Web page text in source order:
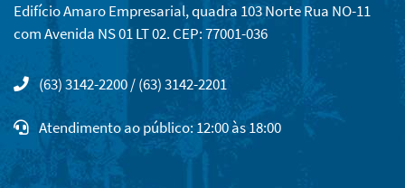
Edifício Amaro Empresarial, quadra 103 Norte Rua NO-11
com Avenida NS 01 LT 02. CEP: 77001-036
(63) 3142-2200 / (63) 3142-2201
Atendimento ao público: 12:00 às 18:00